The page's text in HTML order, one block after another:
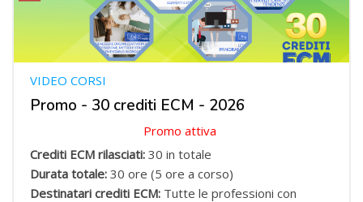
Promo - 30 crediti ECM - 2026
VIDEO CORSI
Promo attiva
Crediti ECM rilasciati: 30 in totale
Durata totale: 30 ore (5 ore a corso)
Destinatari crediti ECM: Tutte le professioni con